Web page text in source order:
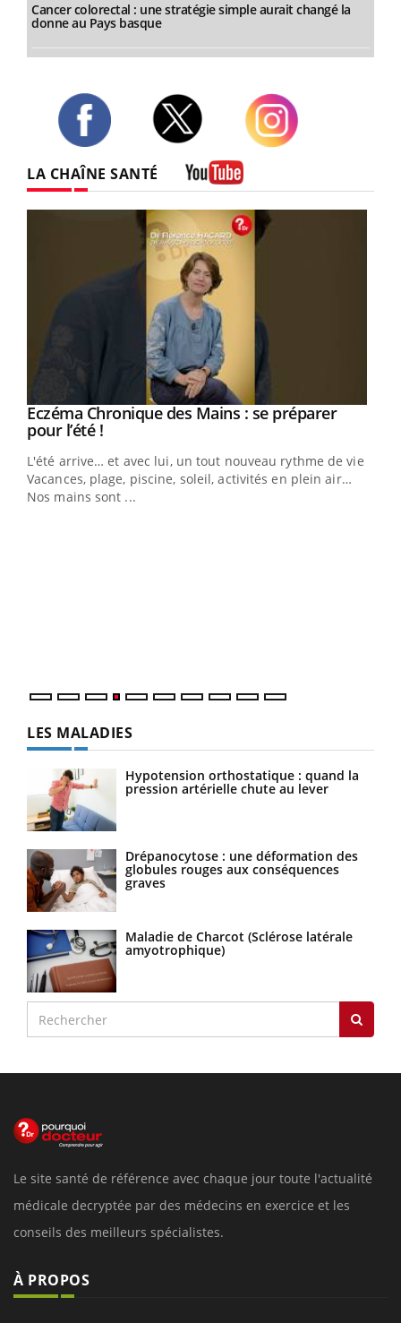
Cancer colorectal : une stratégie simple aurait changé la
donne au Pays basque
LA CHAÎNE SANTÉ
Youtube
Eczéma Chronique des Mains : se préparer
pour l’été !Youtube
L'été arrive… et avec lui, un tout nouveau rythme de vie !
Vacances, plage, piscine, soleil, activités en plein air…
Nos mains sont ...
LES MALADIES
Hypotension orthostatique : quand la
pression artérielle chute au lever
Drépanocytose : une déformation des
globules rouges aux conséquences
graves
Maladie de Charcot (Sclérose latérale
amyotrophique)
Le site santé de référence avec chaque jour toute l'actualité
médicale decryptée par des médecins en exercice et les
conseils des meilleurs spécialistes.
À PROPOS